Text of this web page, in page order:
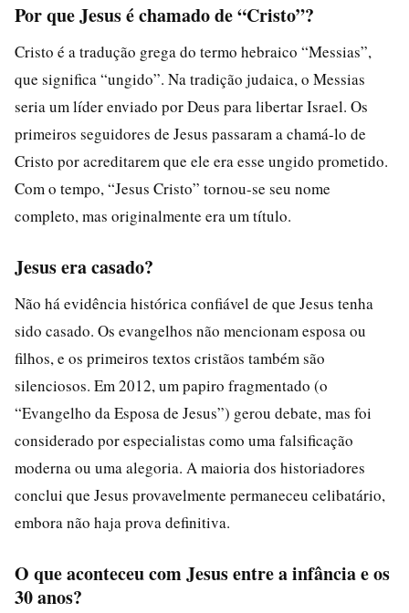
Por que Jesus é chamado de “Cristo”?
Cristo é a tradução grega do termo hebraico “Messias”,
que significa “ungido”. Na tradição judaica, o Messias
seria um líder enviado por Deus para libertar Israel. Os
primeiros seguidores de Jesus passaram a chamá-lo de
Cristo por acreditarem que ele era esse ungido prometido.
Com o tempo, “Jesus Cristo” tornou-se seu nome
completo, mas originalmente era um título.
Jesus era casado?
Não há evidência histórica confiável de que Jesus tenha
sido casado. Os evangelhos não mencionam esposa ou
filhos, e os primeiros textos cristãos também são
silenciosos. Em 2012, um papiro fragmentado (o
“Evangelho da Esposa de Jesus”) gerou debate, mas foi
considerado por especialistas como uma falsificação
moderna ou uma alegoria. A maioria dos historiadores
conclui que Jesus provavelmente permaneceu celibatário,
embora não haja prova definitiva.
O que aconteceu com Jesus entre a infância e os
30 anos?